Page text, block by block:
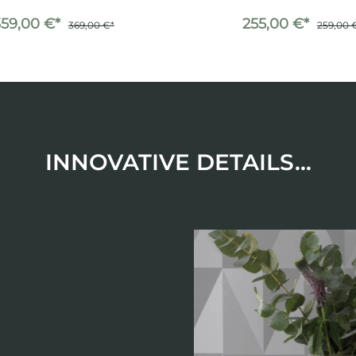
€* 369,00 €* 255,00 €* 259,00
INNOVATIVE DETAILS...